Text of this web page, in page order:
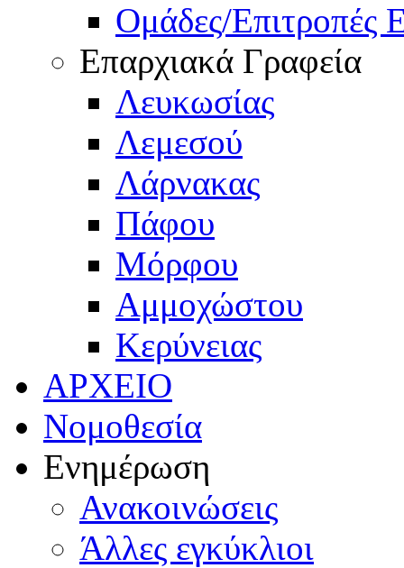
Ομάδες/Επιτροπές
Επαρχιακά Γραφεία
Λευκωσίας
Λεμεσού
Λάρνακας
Πάφου
Μόρφου
Αμμοχώστου
Κερύνειας
ΑΡΧΕΙΟ
Νομοθεσία
Ενημέρωση
Ανακοινώσεις
Άλλες εγκύκλιοι